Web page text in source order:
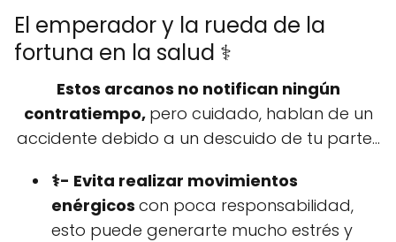
El emperador y la rueda de la
fortuna en la salud ⚕️
Estos arcanos no notifican ningún
contratiempo, pero cuidado, hablan de un
accidente debido a un descuido de tu parte...
⚕️- Evita realizar movimientos
enérgicos con poca responsabilidad,
esto puede generarte mucho estrés y